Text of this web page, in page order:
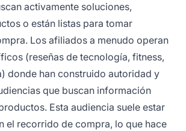
activamente soluciones,
o están listas para tomar
Los afiliados a menudo operan
(reseñas de tecnología, fitness,
donde han construido autoridad y
que buscan información
Esta audiencia suele estar
el recorrido de compra, lo que hace